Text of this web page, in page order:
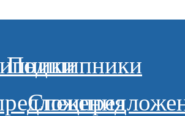
Подшипники